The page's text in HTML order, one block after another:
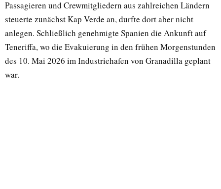
Passagieren und Crewmitgliedern aus zahlreichen Ländern
steuerte zunächst Kap Verde an, durfte dort aber nicht
anlegen. Schließlich genehmigte Spanien die Ankunft auf
Teneriffa, wo die Evakuierung in den frühen Morgenstunden
des 10. Mai 2026 im Industriehafen von Granadilla geplant
war.